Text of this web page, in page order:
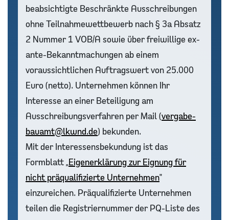
beabsichtigte Beschränkte Ausschreibungen
ohne Teilnahmewettbewerb nach § 3a Absatz
2 Nummer 1 VOB/A sowie über freiwillige ex-
ante-Bekanntmachungen ab einem
voraussichtlichen Auftragswert von 25.000
Euro (netto). Unternehmen können Ihr
Interesse an einer Beteiligung am
Ausschreibungsverfahren per Mail (vergabe-
bauamt@lkwnd.de) bekunden.
Mit der Interessensbekundung ist das
Formblatt „Eigenerklärung zur Eignung für
nicht präqualifizierte Unternehmen"
einzureichen. Präqualifizierte Unternehmen
teilen die Registriernummer der PQ-Liste des